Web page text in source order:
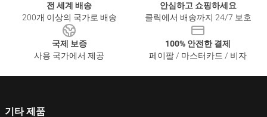
전 세계 배송
200개 이상의 국가로 배송
안심하고 쇼핑하세요
클릭에서 배송까지 24/7 보호
국제 보증
사용 국가에서 제공
100% 안전한 결제
페이팔 / 마스터카드 / 비자
기타 제품